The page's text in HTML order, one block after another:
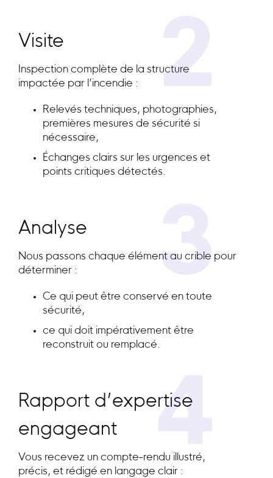
2
Visite
Inspection complète de la structure
impactée par l’incendie :
Relevés techniques, photographies,
premières mesures de sécurité si
nécessaire,
Échanges clairs sur les urgences et
points critiques détectés.
3
Analyse
Nous passons chaque élément au crible pour
déterminer :
Ce qui peut être conservé en toute
sécurité,
ce qui doit impérativement être
reconstruit ou remplacé.
4
Rapport d’expertise
engageant
Vous recevez un compte-rendu illustré,
précis, et rédigé en langage clair :